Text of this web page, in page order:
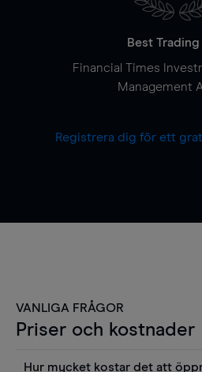
Best
Financial Times
Management
Registrera dig för ett
VANLIGA FRÅGOR
Priser och kostnader
Hur mycket kostar det att